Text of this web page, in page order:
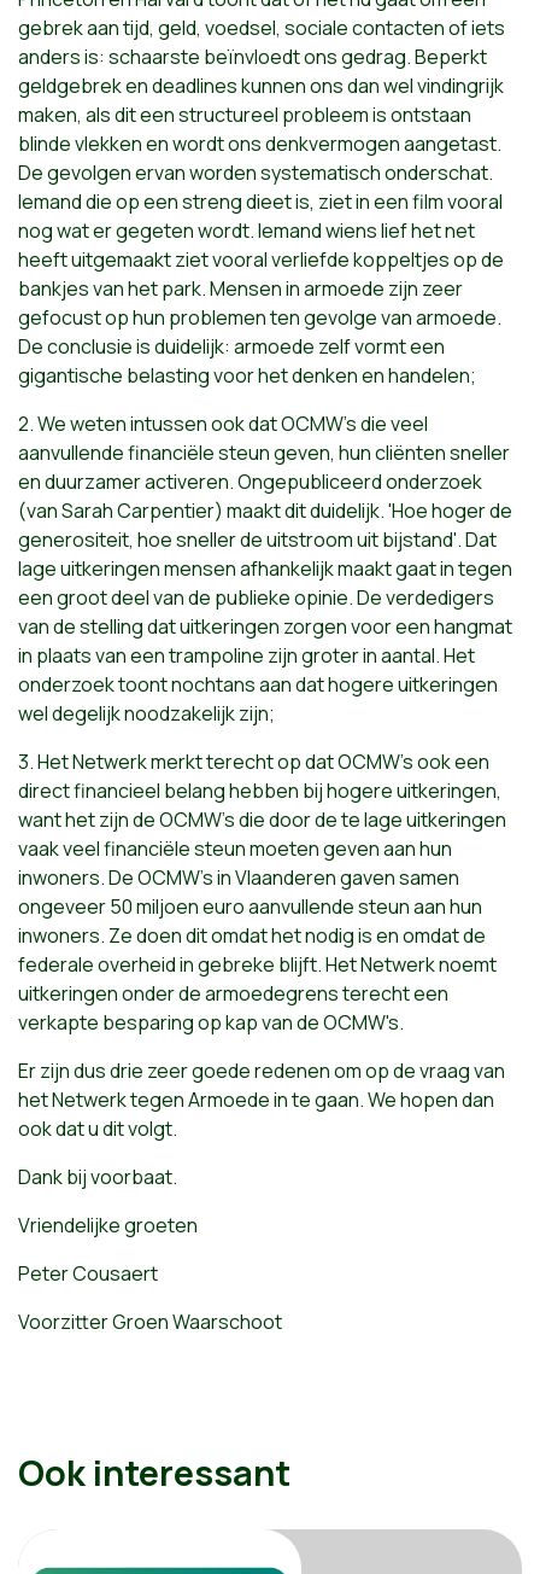
gebrek aan tijd, geld, voedsel, sociale contacten of iets
anders is: schaarste beïnvloedt ons gedrag. Beperkt
geldgebrek en deadlines kunnen ons dan wel vindingrijk
maken, als dit een structureel probleem is ontstaan
blinde vlekken en wordt ons denkvermogen aangetast.
De gevolgen ervan worden systematisch onderschat.
Iemand die op een streng dieet is, ziet in een film vooral
nog wat er gegeten wordt. Iemand wiens lief het net
heeft uitgemaakt ziet vooral verliefde koppeltjes op de
bankjes van het park. Mensen in armoede zijn zeer
gefocust op hun problemen ten gevolge van armoede.
De conclusie is duidelijk: armoede zelf vormt een
gigantische belasting voor het denken en handelen;
2. We weten intussen ook dat OCMW's die veel
aanvullende financiële steun geven, hun cliënten sneller
en duurzamer activeren. Ongepubliceerd onderzoek
(van Sarah Carpentier) maakt dit duidelijk. 'Hoe hoger de
generositeit, hoe sneller de uitstroom uit bijstand'. Dat
lage uitkeringen mensen afhankelijk maakt gaat in tegen
een groot deel van de publieke opinie. De verdedigers
van de stelling dat uitkeringen zorgen voor een hangmat
in plaats van een trampoline zijn groter in aantal. Het
onderzoek toont nochtans aan dat hogere uitkeringen
wel degelijk noodzakelijk zijn;
3. Het Netwerk merkt terecht op dat OCMW's ook een
direct financieel belang hebben bij hogere uitkeringen,
want het zijn de OCMW's die door de te lage uitkeringen
vaak veel financiële steun moeten geven aan hun
inwoners. De OCMW's in Vlaanderen gaven samen
ongeveer 50 miljoen euro aanvullende steun aan hun
inwoners. Ze doen dit omdat het nodig is en omdat de
federale overheid in gebreke blijft. Het Netwerk noemt
uitkeringen onder de armoedegrens terecht een
verkapte besparing op kap van de OCMW's.
Er zijn dus drie zeer goede redenen om op de vraag van
het Netwerk tegen Armoede in te gaan. We hopen dan
ook dat u dit volgt.
Dank bij voorbaat.
Vriendelijke groeten
Peter Cousaert
Voorzitter Groen Waarschoot
Ook interessant